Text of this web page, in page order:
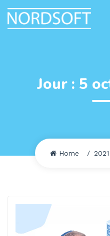
Jour : 5
Home 2021